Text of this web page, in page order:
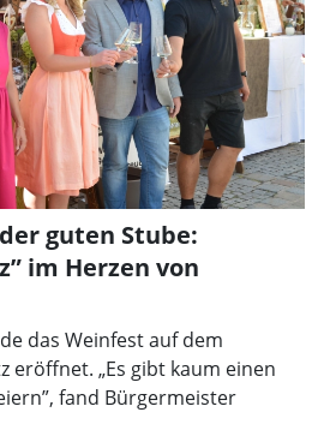
guten Stube:
im Herzen von
das Weinfest auf dem
eröffnet. „Es gibt kaum einen
fand Bürgermeister